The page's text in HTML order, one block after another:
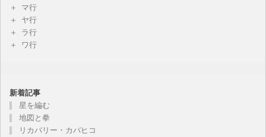
マ行
ヤ行
ラ行
ワ行
新着記事
星を編む
地図と拳
リカバリー・カバヒコ